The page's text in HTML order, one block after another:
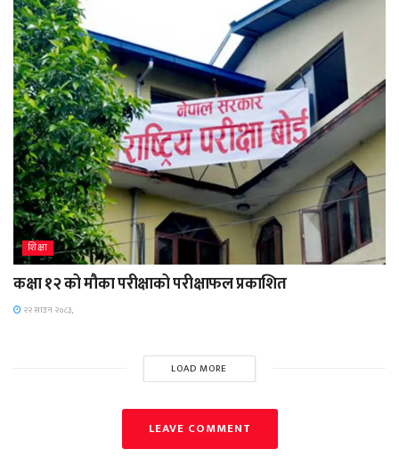
शिक्षा
कक्षा १२ को मौका परीक्षाको परीक्षाफल प्रकाशित
२२ साउन २०८३,
LOAD MORE
LEAVE COMMENT